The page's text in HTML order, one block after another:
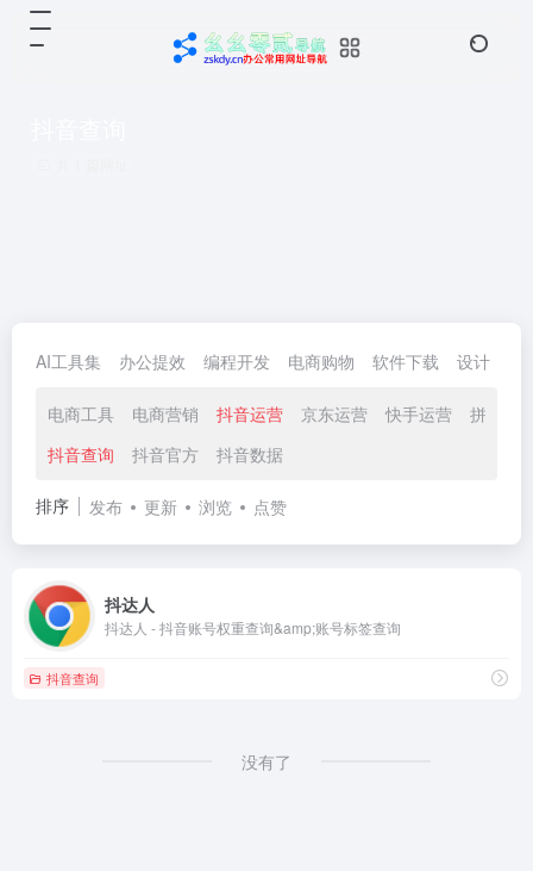
AI工具集 办公提效 编程开发 电商购物 软件下载 设计
电商工具 电商营销 抖音运营 京东运营 快手运营
拼多多
抖音查询
抖音官方 抖音数据
排序 发布 更新 浏览 点赞
抖达人
抖达人 - 抖音账号权重查询&amp;账号标签查询
抖音查询
没有了